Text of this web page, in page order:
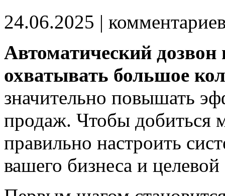
24.06.2025 |
Автоматический дозвон
охватывать большое
значительно повышать
продаж. Чтобы добиться
правильно настроить
вашего бизнеса и